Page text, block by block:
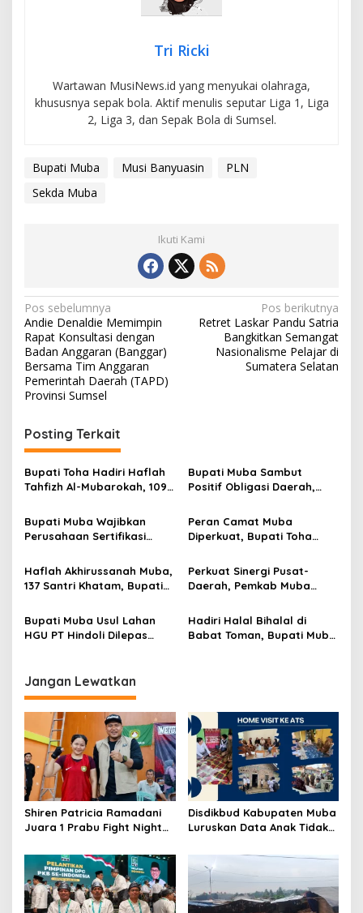
Tri Ricki
Wartawan MusiNews.id yang menyukai olahraga,
khususnya sepak bola. Aktif menulis seputar Liga 1, Liga
2, Liga 3, dan Sepak Bola di Sumsel.
Bupati Muba Musi Banyuasin
PLN
Sekda Muba
Ikuti Kami
N
a
v
i
g
a
s
i
p
o
s
Pos sebelumnya
Andie Denaldie Memimpin
Rapat Konsultasi dengan
Badan Anggaran (Banggar)
Bersama Tim Anggaran
Pemerintah Daerah (TAPD)
Provinsi Sumsel
Pos berikutnya
Retret Laskar Pandu Satria
Bangkitkan Semangat
Nasionalisme Pelajar di
Sumatera Selatan
Posting Terkait
Bupati Toha Hadiri Haflah
Tahfizh Al-Mubarokah, 109
Pertama Takhrij Resmi
Diwisuda
Bupati Muba Sambut
Positif Obligasi Daerah,
Percepat Pembangunan
Bupati Muba Wajibkan
Perusahaan Sertifikasi
Disiapkan Bersaing
Nasional
Peran Camat Muba
Diperkuat, Bupati Toha
Percepat Layanan
Haflah Akhirussanah Muba,
137 Santri Khatam, Bupati
Agama Benteng Generasi
Perkuat Sinergi Pusat-
Daerah, Pemkab Muba
Ditjen Otda Kemendagri
Bupati Muba Usul Lahan
HGU PT Hindoli Dilepas
Lampu Hijau?
Hadiri Halal Bihalal di
Babat Toman, Bupati Muba
Jangan Lewatkan
Shiren Patricia Ramadani
Juara 1 Prabu Fight Night
Disdikbud Kabupaten Muba
Luruskan Data Anak Tidak